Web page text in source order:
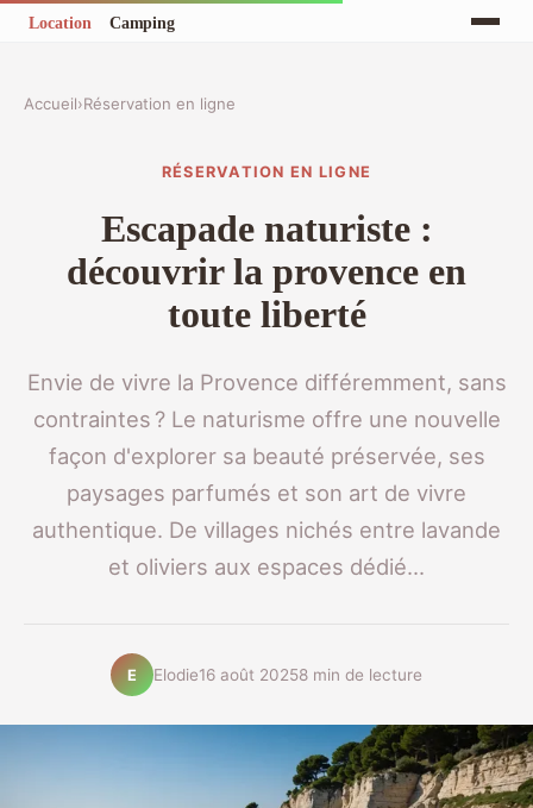
Accueil›Réservation en ligne
RÉSERVATION EN LIGNE
Escapade naturiste :
découvrir la provence en
toute liberté
Envie de vivre la Provence différemment, sans
contraintes ? Le naturisme offre une nouvelle
façon d'explorer sa beauté préservée, ses
paysages parfumés et son art de vivre
authentique. De villages nichés entre lavande
et oliviers aux espaces dédié...
E Elodie16 août 20258 min de lecture